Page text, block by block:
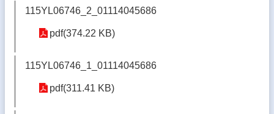
體
專
115YL06746_2_01114045686
pdf(374.22 KB)
115YL06746_1_01114045686
pdf(311.41 KB)